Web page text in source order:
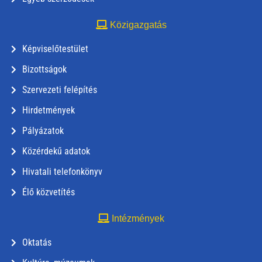
Közigazgatás
Képviselőtestület
Bizottságok
Szervezeti felépítés
Hirdetmények
Pályázatok
Közérdekű adatok
Hivatali telefonkönyv
Élő közvetítés
Intézmények
Oktatás